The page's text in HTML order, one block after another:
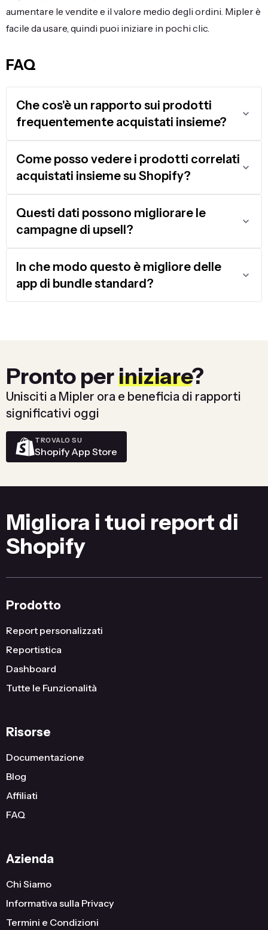
aumentare le vendite e il valore medio degli ordini. Mipler è
facile da usare, quindi puoi iniziare in pochi clic.
FAQ
Che cos'è un rapporto sui prodotti
frequentemente acquistati insieme?
Come posso vedere i prodotti correlati
acquistati insieme su Shopify?
Questi dati possono migliorare le
campagne di upsell?
In che modo questo è migliore delle
app di bundle standard?
Pronto periniziare?
Unisciti a Mipler ora e beneficia di rapporti
significativi oggi
TROVALO SU
Shopify App Store
Migliora i tuoi report di
Shopify
Prodotto
Report personalizzati
Reportistica
Dashboard
Tutte le Funzionalità
Risorse
Documentazione
Blog
Affiliati
FAQ
Azienda
Chi Siamo
Informativa sulla Privacy
Termini e Condizioni